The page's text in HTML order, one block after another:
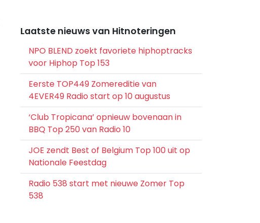
Laatste nieuws van Hitnoteringen
NPO BLEND zoekt favoriete hiphoptracks
voor Hiphop Top 153
Eerste TOP449 Zomereditie van
4EVER49 Radio start op 10 augustus
‘Club Tropicana’ opnieuw bovenaan in
BBQ Top 250 van Radio 10
JOE zendt Best of Belgium Top 100 uit op
Nationale Feestdag
Radio 538 start met nieuwe Zomer Top
538